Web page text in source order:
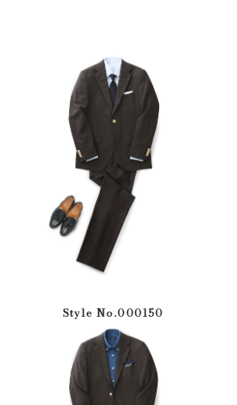
Style No.000150